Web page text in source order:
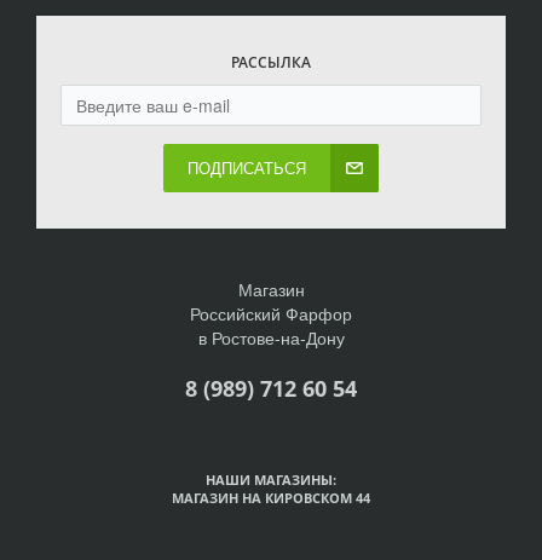
РАССЫЛКА
ПОДПИСАТЬСЯ
Магазин
Российский Фарфор
в Ростове-на-Дону
8 (989) 712 60 54
НАШИ МАГАЗИНЫ:
МАГАЗИН НА КИРОВСКОМ 44